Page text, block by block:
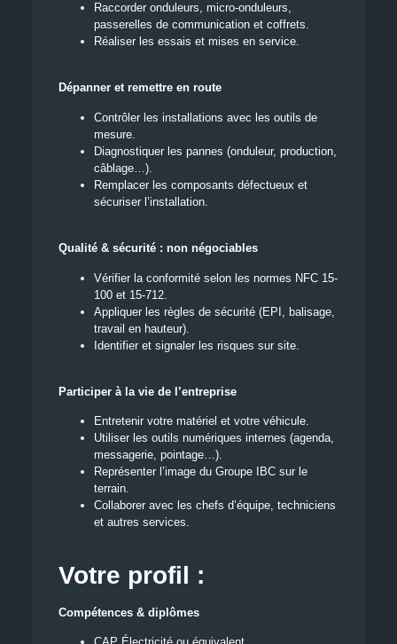
Raccorder onduleurs, micro-onduleurs,
passerelles de communication et coffrets.
Réaliser les essais et mises en service.
Dépanner et remettre en route
Contrôler les installations avec les outils de
mesure.
Diagnostiquer les pannes (onduleur, production,
câblage…).
Remplacer les composants défectueux et
sécuriser l’installation.
Qualité & sécurité : non négociables
Vérifier la conformité selon les normes NFC 15-
100 et 15-712.
Appliquer les règles de sécurité (EPI, balisage,
travail en hauteur).
Identifier et signaler les risques sur site.
Participer à la vie de l’entreprise
Entretenir votre matériel et votre véhicule.
Utiliser les outils numériques internes (agenda,
messagerie, pointage…).
Représenter l’image du Groupe IBC sur le
terrain.
Collaborer avec les chefs d’équipe, techniciens
et autres services.
Votre profil :
Compétences & diplômes